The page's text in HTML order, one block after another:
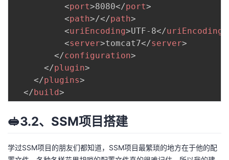
<port>8080</port>
<path>/</path>
<uriEncoding>UTF-8</uriEncoding
<server>tomcat7</server>
</configuration>
</plugin>
</plugins>
</ build>
🥪3.2、SSM项目搭建
学过SSM项目的朋友们都知道，SSM项目最繁琐的地方在于他的配